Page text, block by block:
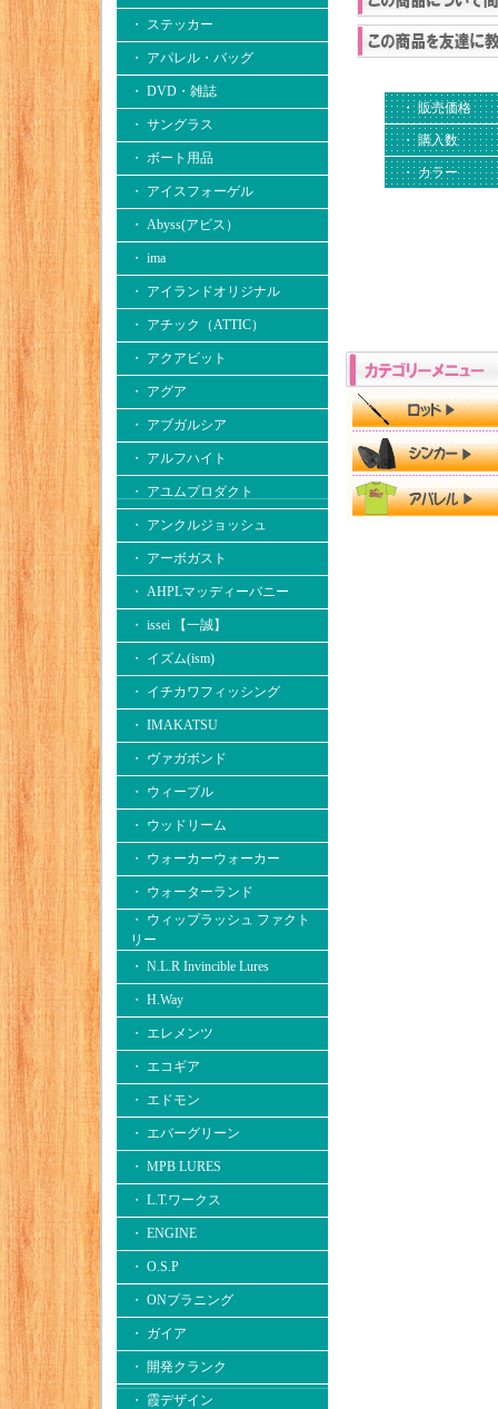
・ ステッカー
・ アパレル・バッグ
・ DVD・雑誌
・ サングラス
・ ボート用品
・ アイスフォーゲル
・ Abyss(アビス）
・ ima
・ アイランドオリジナル
・ アチック（ATTIC）
・ アクアビット
・ アグア
・ アブガルシア
・ アルフハイト
・ アユムプロダクト
・ アンクルジョッシュ
・ アーボガスト
・ AHPLマッディーバニー
・ issei 【一誠】
・ イズム(ism)
・ イチカワフィッシング
・ IMAKATSU
・ ヴァガボンド
・ ウィーブル
・ ウッドリーム
・ ウォーカーウォーカー
・ ウォーターランド
・ ウィップラッシュ ファクト
リー
・ N.L.R Invincible Lures
・ H.Way
・ エレメンツ
・ エコギア
・ エドモン
・ エバーグリーン
・ MPB LURES
・ L.T.ワークス
・ ENGINE
・ O.S.P
・ ONプラニング
・ ガイア
・ 開発クランク
・ 霞デザイン
・ 販売価格
・ 購入数
・ カラー